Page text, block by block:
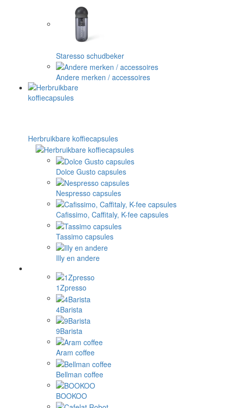
Staresso schudbeker
Andere merken / accessoires
Herbruikbare koffiecapsules
Dolce Gusto capsules
Nespresso capsules
Cafissimo, Caffitaly, K-fee capsules
Tassimo capsules
Illy en andere
1Zpresso
4Barista
9Barista
Aram coffee
Bellman coffee
BOOKOO